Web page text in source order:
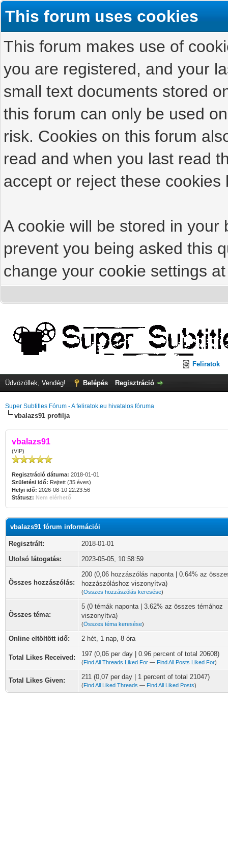
This forum uses cookies
This forum makes use of
you are registered, and your
small text documents stored
this forum can only be used
risk. Cookies on this forum
read and when you last read
accept or reject these cookies
A cookie will be stored in
prevent you being asked this
change your cookie settings
Feliratok
Üdvözöllek, Vendég! Belépés Regisztráció
Super Subtitles Fórum - A feliratok.eu hivatalos fóruma
vbalazs91 profilja
vbalazs91
(VIP)
Regisztráció dátuma: 2018-01-01
Születési idő: Rejtett (35 éves)
Helyi idő: 2026-08-10 22:23:56
Státusz: Nem elérhető
vbalazs91 fórum információi
Regisztrált:
2018-01-01
Utolsó látogatás:
2023-05-05, 10:58:59
Összes hozzászólás:
200 (0,06 hozzászólás naponta | 0.64% az
hozzászóláshoz viszonyítva)
(Összes hozzászólás keresése)
Összes téma:
5 (0 témák naponta | 3.62% az összes témához
viszonyítva)
(Összes téma keresése)
Online eltöltött idő: 2 hét, 1 nap, 8 óra
Total Likes Received: 197 (0,06 per day | 0.96 percent of total 20608)
(Find All Threads Liked For — Find All Posts Liked For)
Total Likes Given: 211 (0,07 per day | 1 percent of total 21047)
(Find All Liked Threads — Find All Liked Posts)